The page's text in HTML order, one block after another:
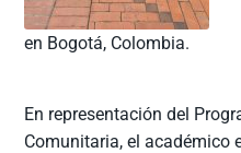
en Bogotá, Colombia.
En representación del
Comunitaria, el académico